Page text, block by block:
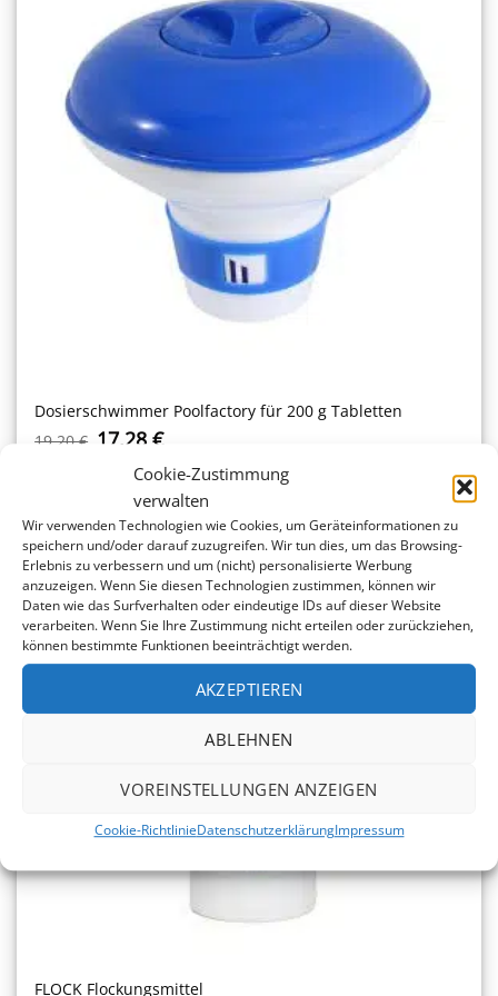
Cookie-Zustimmung
verwalten
Wir verwenden Technologien wie Cookies, um Geräteinformationen zu
speichern und/oder darauf zuzugreifen. Wir tun dies, um das Browsing-
Erlebnis zu verbessern und um (nicht) personalisierte Werbung
anzuzeigen. Wenn Sie diesen Technologien zustimmen, können wir
Daten wie das Surfverhalten oder eindeutige IDs auf dieser Website
verarbeiten. Wenn Sie Ihre Zustimmung nicht erteilen oder zurückziehen,
können bestimmte Funktionen beeinträchtigt werden.
AKZEPTIEREN
ABLEHNEN
VOREINSTELLUNGEN ANZEIGEN
Cookie-RichtlinieDatenschutzerklärungImpressum
Dosierschwimmer Poolfactory für 200 g Tabletten
19,20€ Ursprünglicher
war:
19,20 €
17,28€Aktueller
ist:
17,28 €.
-10%
FLOCK Flockungsmittel